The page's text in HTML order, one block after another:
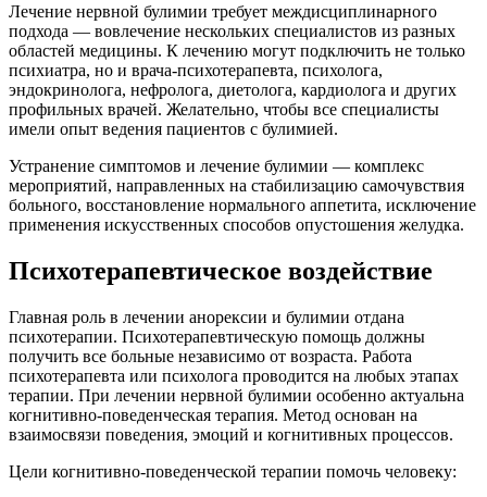
Лечение нервной булимии требует междисциплинарного
подхода — вовлечение нескольких специалистов из разных
областей медицины. К лечению могут подключить не только
психиатра, но и врача-психотерапевта, психолога,
эндокринолога, нефролога, диетолога, кардиолога и других
профильных врачей. Желательно, чтобы все специалисты
имели опыт ведения пациентов с булимией.
Устранение симптомов и лечение булимии — комплекс
мероприятий, направленных на стабилизацию самочувствия
больного, восстановление нормального аппетита, исключение
применения искусственных способов опустошения желудка.
Психотерапевтическое воздействие
Главная роль в лечении анорексии и булимии отдана
психотерапии. Психотерапевтическую помощь должны
получить все больные независимо от возраста. Работа
психотерапевта или психолога проводится на любых этапах
терапии. При лечении нервной булимии особенно актуальна
когнитивно-поведенческая терапия. Метод основан на
взаимосвязи поведения, эмоций и когнитивных процессов.
Цели когнитивно-поведенческой терапии помочь человеку: